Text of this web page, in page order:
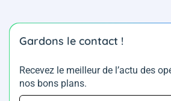
Gardons le contact !
Recevez le meilleur de l’actu des
nos bons plans.